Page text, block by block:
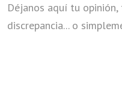
Déjanos aquí tu opinión,
discrepancia... o